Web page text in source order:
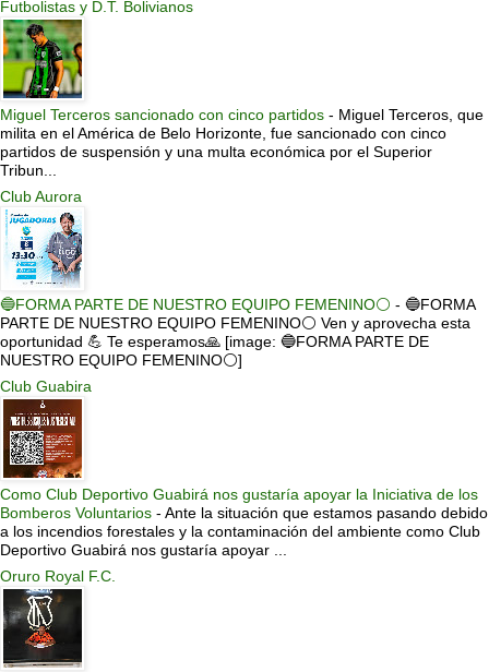
Futbolistas y D.T. Bolivianos
Miguel Terceros sancionado con cinco partidos - Miguel Terceros, que
milita en el América de Belo Horizonte, fue sancionado con cinco
partidos de suspensión y una multa económica por el Superior
Tribun...
Club Aurora
🔵FORMA PARTE DE NUESTRO EQUIPO FEMENINO⚪ - 🔵FORMA
PARTE DE NUESTRO EQUIPO FEMENINO⚪ Ven y aprovecha esta
oportunidad 💪 Te esperamos🙏 [image: 🔵FORMA PARTE DE
NUESTRO EQUIPO FEMENINO⚪]
Club Guabira
Como Club Deportivo Guabirá nos gustaría apoyar la Iniciativa de los
Bomberos Voluntarios - Ante la situación que estamos pasando debido
a los incendios forestales y la contaminación del ambiente como Club
Deportivo Guabirá nos gustaría apoyar ...
Oruro Royal F.C.